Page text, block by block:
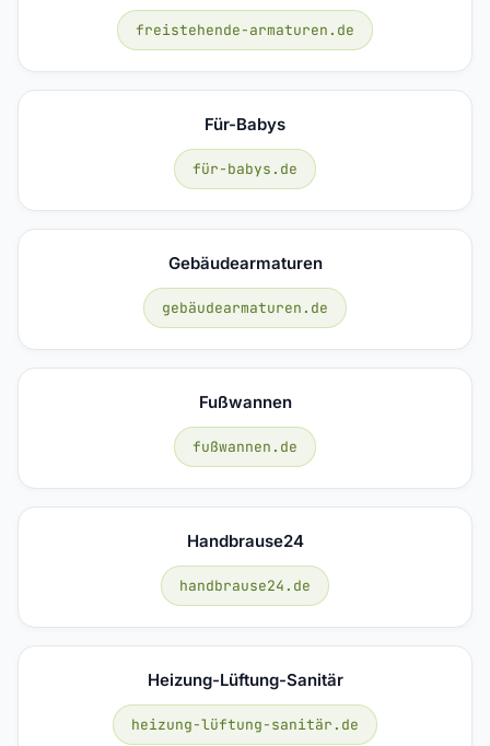
freistehende-armaturen.de
Für-Babys
für-babys.de
Gebäudearmaturen
gebäudearmaturen.de
Fußwannen
fußwannen.de
Handbrause24
handbrause24.de
Heizung-Lüftung-Sanitär
heizung-lüftung-sanitär.de